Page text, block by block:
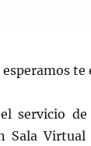
servicio
Sala